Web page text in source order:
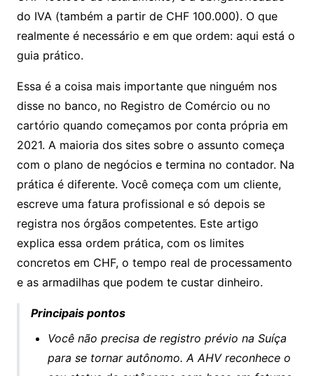
do IVA (também a partir de CHF 100.000). O que
realmente é necessário e em que ordem: aqui está o
guia prático.
Essa é a coisa mais importante que ninguém nos
disse no banco, no Registro de Comércio ou no
cartório quando começamos por conta própria em
2021. A maioria dos sites sobre o assunto começa
com o plano de negócios e termina no contador. Na
prática é diferente. Você começa com um cliente,
escreve uma fatura profissional e só depois se
registra nos órgãos competentes. Este artigo
explica essa ordem prática, com os limites
concretos em CHF, o tempo real de processamento
e as armadilhas que podem te custar dinheiro.
Principais pontos
Você não precisa de registro prévio na Suíça
para se tornar autônomo. A AHV reconhece o